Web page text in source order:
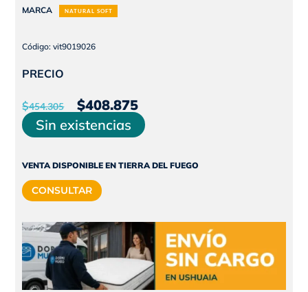
MARCA NATURAL SOFT
Código: vit9019026
PRECIO
$454.305
El
precio
original
era:
$454.305.
$408.875El
precio
actual
es:
Sin existencias
VENTA DISPONIBLE EN TIERRA DEL FUEGO
CONSULTAR